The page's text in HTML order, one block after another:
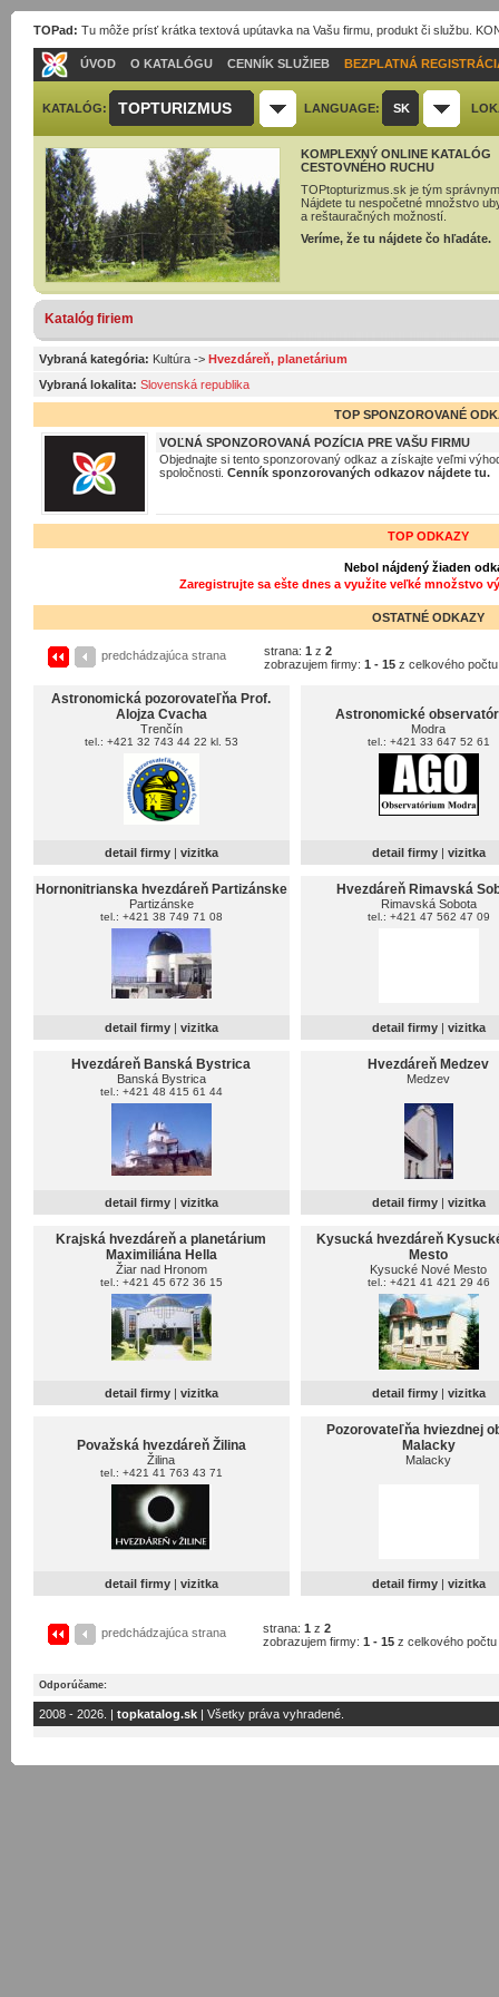
TOPad: Tu môže prísť krátka textová upútavka na Vašu firmu, produkt či službu.
ÚVOD O KATALÓGU CENNÍK SLUŽIEB BEZPLATNÁ
KATALÓG: TOPTURIZMUS LANGUAGE: SK
KOMPLEXNÝ ONLINE KATALÓG
CESTOVNÉHO RUCHU
TOPtopturizmus.sk je tým
Nájdete tu nespočetné množstvo
a reštauračných možností.
Veríme, že tu nájdete čo hľadáte.
Katalóg firiem
Vybraná kategória: Kultúra -> Hvezdáreň, planetárium
Vybraná lokalita: Slovenská republika
TOP SPONZOROVANÉ
VOĽNÁ SPONZOROVANÁ POZÍCIA PRE VAŠU FIRMU
Objednajte si tento sponzorovaný odkaz a získajte veľmi
spoločnosti. Cenník sponzorovaných odkazov nájdete tu.
TOP ODKAZY
Nebol nájdený žiaden
Zaregistrujte sa ešte dnes a využite veľké množstvo
OSTATNÉ ODKAZY
predchádzajúca strana strana: 1 z 2
zobrazujem firmy: 1 - 15 z celkového
Astronomická pozorovateľňa Prof.
Alojza Cvacha
Trenčín
tel.: +421 32 743 44 22 kl. 53
detail firmy | vizitka
Astronomické
Modra
tel.: +421 33 647 52 61
detail firmy | vizitka
Hornonitrianska hvezdáreň Partizánske
Partizánske
tel.: +421 38 749 71 08
detail firmy | vizitka
Hvezdáreň Rimavská
Rimavská Sobota
tel.: +421 47 562 47 09
detail firmy | vizitka
Hvezdáreň Banská Bystrica
Banská Bystrica
tel.: +421 48 415 61 44
detail firmy | vizitka
Hvezdáreň Medzev
Medzev
detail firmy | vizitka
Krajská hvezdáreň a planetárium
Maximiliána Hella
Žiar nad Hronom
tel.: +421 45 672 36 15
detail firmy | vizitka
Kysucká hvezdáreň
Mesto
Kysucké Nové Mesto
tel.: +421 41 421 29 46
detail firmy | vizitka
Považská hvezdáreň Žilina
Žilina
tel.: +421 41 763 43 71
detail firmy | vizitka
Pozorovateľňa hviezdnej
Malacky
Malacky
detail firmy | vizitka
predchádzajúca strana strana: 1 z 2
zobrazujem firmy: 1 - 15 z celkového počtu
Odporúčame:
2008 - 2026. | topkatalog.sk | Všetky práva vyhradené.